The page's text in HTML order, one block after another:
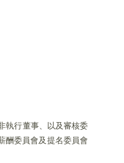
執行董事、以及審核委
酬委員會及提名委員會